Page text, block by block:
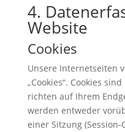
4.
Website
Cookies
Unsere Internetseiten
„Cookies“. Cookies
richten auf Ihrem
werden entweder
einer Sitzung